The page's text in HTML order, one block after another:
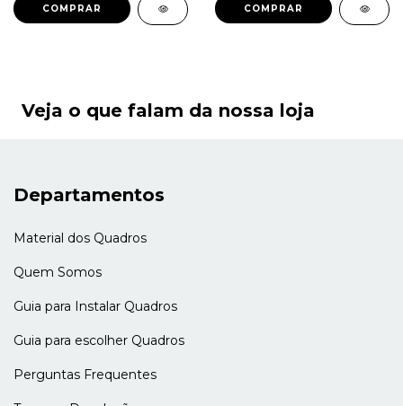
COMPRAR COMPRAR
Veja o que falam da nossa loja
Departamentos
Material dos Quadros
Quem Somos
Guia para Instalar Quadros
Guia para escolher Quadros
Perguntas Frequentes